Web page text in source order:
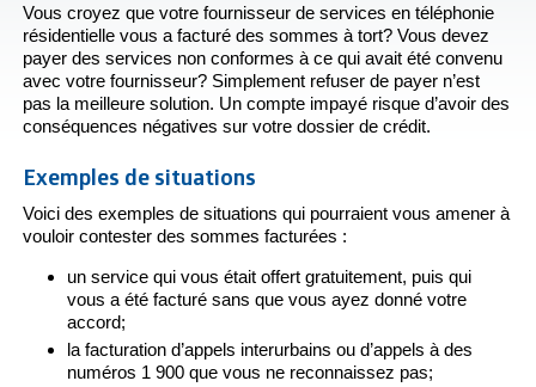
Vous croyez que votre fournisseur de services en téléphonie
résidentielle vous a facturé des sommes à tort? Vous devez
payer des services non conformes à ce qui avait été convenu
avec votre fournisseur? Simplement refuser de payer n’est
pas la meilleure solution. Un compte impayé risque d’avoir des
conséquences négatives sur votre dossier de crédit.
Exemples de situations
Voici des exemples de situations qui pourraient vous amener à
vouloir contester des sommes facturées :
un service qui vous était offert gratuitement, puis qui
vous a été facturé sans que vous ayez donné votre
accord;
la facturation d’appels interurbains ou d’appels à des
numéros 1 900 que vous ne reconnaissez pas;